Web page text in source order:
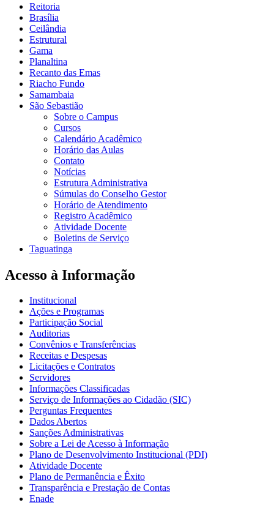
Reitoria
Brasília
Ceilândia
Estrutural
Gama
Planaltina
Recanto das Emas
Riacho Fundo
Samambaia
São Sebastião
Sobre o Campus
Cursos
Calendário Acadêmico
Horário das Aulas
Contato
Notícias
Estrutura Administrativa
Súmulas do Conselho Gestor
Horário de Atendimento
Registro Acadêmico
Atividade Docente
Boletins de Serviço
Taguatinga
Acesso à Informação
Institucional
Ações e Programas
Participação Social
Auditorias
Convênios e Transferências
Receitas e Despesas
Licitações e Contratos
Servidores
Informações Classificadas
Serviço de Informações ao Cidadão (SIC)
Perguntas Frequentes
Dados Abertos
Sanções Administrativas
Sobre a Lei de Acesso à Informação
Plano de Desenvolvimento Institucional (PDI)
Atividade Docente
Plano de Permanência e Êxito
Transparência e Prestação de Contas
Enade